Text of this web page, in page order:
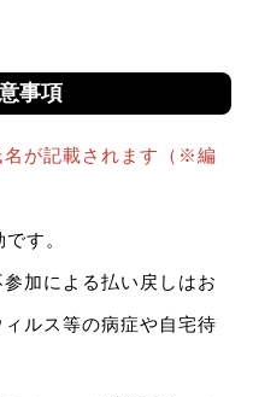
事項
名が記載されます（※編
す。
加による払い戻しはお
ルス等の病症や自宅待